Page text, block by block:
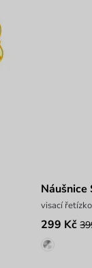
Náušnice
visací
299 Kč